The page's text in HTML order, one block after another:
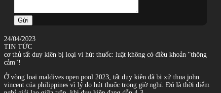
Gửi
24/04/2023
TIN TỨC
cơ thủ tất duy kiên bị loại vì hút thuốc: luật không có điều khoản "thông
cảm"!
Ở vòng loại maldives open pool 2023, tất duy kiên đã bị xử thua john
vincent của philippines vì lý do hút thuốc trong giờ nghỉ. Đó là thời điểm